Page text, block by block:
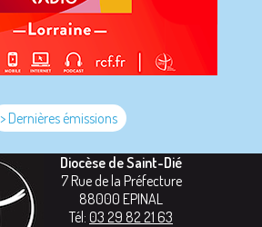
> Dernières émissions
Diocèse de Saint-Dié
7 Rue de la Préfecture
88000 EPINAL
Tél: 03 29 82 21 63